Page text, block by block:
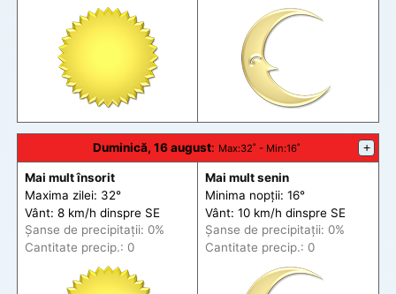
Duminică, 16 august: Max:32˚ - Min:16˚ +
Mai mult însorit
Maxima zilei: 32°
Vânt: 8 km/h dinspre SE
Șanse de precipitații: 0%
Cantitate precip.: 0
Mai mult senin
Minima nopții: 16°
Vânt: 10 km/h dinspre SE
Șanse de precipitații: 0%
Cantitate precip.: 0